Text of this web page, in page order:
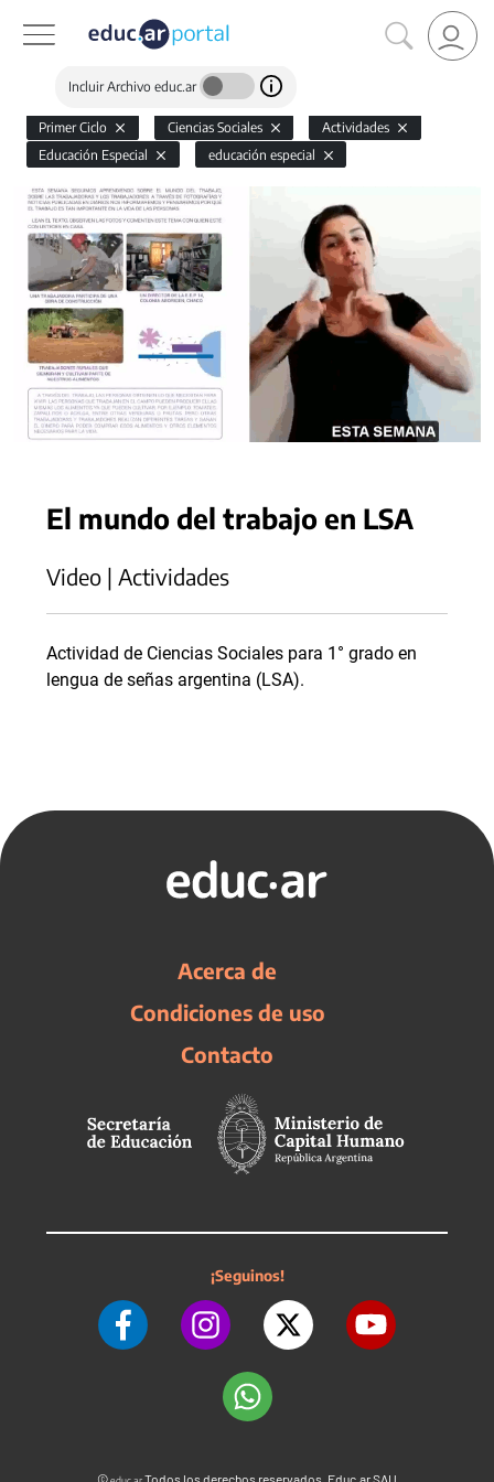
Incluir Archivo educ.ar
Primer Ciclo Ciencias Sociales
Actividades
Educación Especial
educación especial
El mundo del trabajo en LSA
Video | Actividades
Actividad de Ciencias Sociales para 1° grado en
lengua de señas argentina (LSA).
Acerca de
Condiciones de uso
Contacto
¡Seguinos!